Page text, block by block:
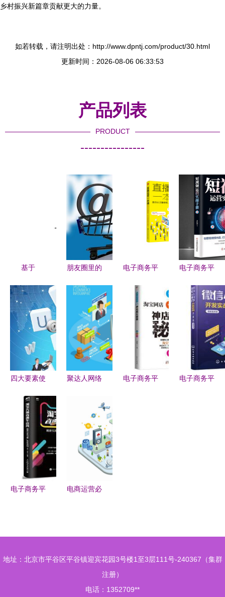
乡村振兴新篇章贡献更大的力量。
如若转载，请注明出处：http://www.dpntj.com/product/30.html
更新时间：2026-08-06 06:33:53
产品列表
PRODUCT
----------------
基于
的小型社区
电子商务系
统设计与运
营策略
朋友圈里的
全吗？剖析
其背后的电
商平台运营
逻辑
电子商务平
精细化增长
的全链路策
略
电子商务平
运营 策
略、挑战与
未来
四大要素使
云而起 平
台运营的核
心驱动力
聚达人网络
代运营的专
业引擎，驱
动电子商务
平台高效增
电子商务平
电子商务平
电子商务平
电商运营必
地址：北京市平谷区平谷镇迎宾花园3号楼1至3层111号-240367（集群
注册）
电话：1352709**